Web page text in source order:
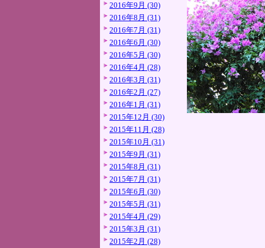
2016年9月 (30)
2016年8月 (31)
2016年7月 (31)
2016年6月 (30)
2016年5月 (30)
2016年4月 (28)
2016年3月 (31)
2016年2月 (27)
2016年1月 (31)
2015年12月 (30)
2015年11月 (28)
2015年10月 (31)
2015年9月 (31)
2015年8月 (31)
2015年7月 (31)
2015年6月 (30)
2015年5月 (31)
2015年4月 (29)
2015年3月 (31)
2015年2月 (28)